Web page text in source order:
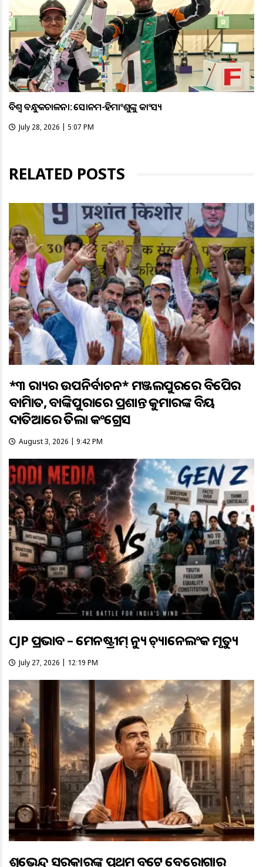
ବିଶ୍ବ ବନ୍ଧୁକଚାଳନା: ସୋନମ-ହିମାଂଶୁଙ୍କୁ କାଂସ୍ୟ
July 28, 2026 | 5:07 PM
RELATED POSTS
*୩ ରାଜ୍ୟର ଉପନିର୍ବାଚନ* ମଞ୍ଜଲପୁରରେ ବିଜେପିର
ବାଜିମାତ, ବାଙ୍କିପୁରାରେ ପ୍ରଶାନ୍ତ କୁମାରଙ୍କ ବିଜୟ
ଦାତିଆରେ ଜିତିଲା କଂଗ୍ରେସ
August 3, 2026 | 9:42 PM
CJP ପ୍ରଭାବ – ମେନଷ୍ଟ୍ରୀମ୍ ନ୍ୟୁଜ୍ ଚ୍ୟାନେଲଂକ ମୃତ୍ୟୁ
July 27, 2026 | 12:19 PM
ଶୁଭେନ୍ଦୁ ସରକାରଙ୍କ ପ୍ରଥମ ବଜେଟ୍ ବେରୋଜଗାର